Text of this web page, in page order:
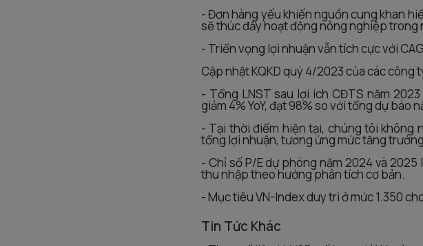
- Đơn hàng yếu khiến nguồn cung khan
sẽ thúc đẩy hoạt động nông nghiệp trong
- Triển vọng lợi nhuận vẫn tích cực với
Cập nhật KQKD quý 4/2023 của các
- Tổng LNST sau lợi ích CĐTS năm
giảm 4% YoY, đạt 98% so với tổng dự báo
- Tại thời điểm hiện tại, chúng tôi không
tổng lợi nhuận, tương ứng mức tăng
- Chỉ số P/E dự phóng năm 2024 và
thu nhập theo hướng phân tích cơ bản.
- Mục tiêu VN-Index duy trì ở mức 1.350
Tin Tức Khác